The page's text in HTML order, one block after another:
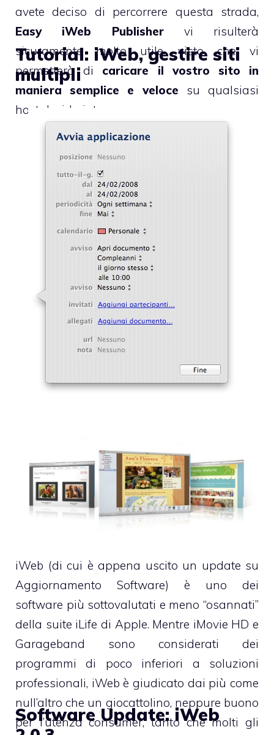
avete deciso di percorrere questa strada,
Easy iWeb Publishervi risulterà
sicuramente molto utile, visto che vi
permetterà di caricare il vostro sito in
maniera semplice e veloce su qualsiasi
host desideriate.
Tutorial: iWeb, gestire siti
multipli
iWeb (di cui è appena uscito un update su
Aggiornamento Software) è uno dei
software più sottovalutati e meno “osannati”
della suite iLife di Apple. Mentre iMovie HD e
Garageband sono considerati dei
programmi di poco inferiori a soluzioni
professionali, iWeb è giudicato dai più come
null’altro che un giocattolino, neppure buono
per l’utenza consumer, tanto che molti gli
Software Update: iWeb